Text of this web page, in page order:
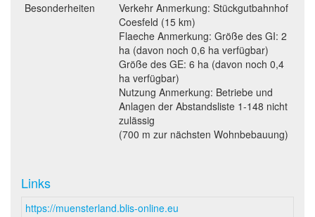
Besonderheiten
Verkehr Anmerkung: Stückgutbahnhof
Coesfeld (15 km)
Flaeche Anmerkung: Größe des GI: 2
ha (davon noch 0,6 ha verfügbar)
Größe des GE: 6 ha (davon noch 0,4
ha verfügbar)
Nutzung Anmerkung: Betriebe und
Anlagen der Abstandsliste 1-148 nicht
zulässig
(700 m zur nächsten Wohnbebauung)
Links
https://muensterland.blis-online.eu